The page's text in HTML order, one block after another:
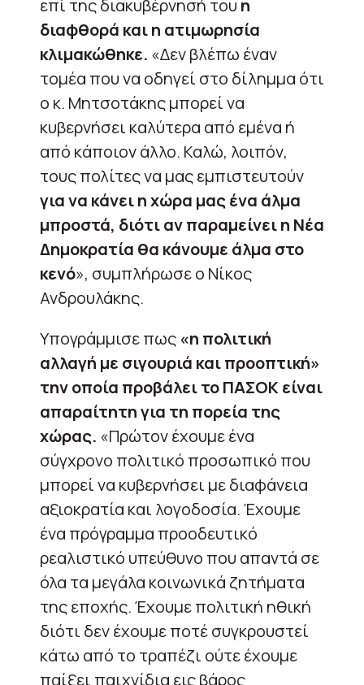
επί της διακυβέρνησή του η
διαφθορά και η ατιμωρησία
κλιμακώθηκε. «Δεν βλέπω έναν
τομέα που να οδηγεί στο δίλημμα ότι
ο κ. Μητσοτάκης μπορεί να
κυβερνήσει καλύτερα από εμένα ή
από κάποιον άλλο. Καλώ, λοιπόν,
τους πολίτες να μας εμπιστευτούν
για να κάνει η χώρα μας ένα άλμα
μπροστά, διότι αν παραμείνει η Νέα
Δημοκρατία θα κάνουμε άλμα στο
κενό», συμπλήρωσε ο Νίκος
Ανδρουλάκης.
Υπογράμμισε πως«η πολιτική
αλλαγή με σιγουριά και προοπτική»
την οποία προβάλει το ΠΑΣΟΚ είναι
απαραίτητη για τη πορεία της
χώρας. «Πρώτον έχουμε ένα
σύγχρονο πολιτικό προσωπικό που
μπορεί να κυβερνήσει με διαφάνεια
αξιοκρατία και λογοδοσία. Έχουμε
ένα πρόγραμμα προοδευτικό
ρεαλιστικό υπεύθυνο που απαντά σε
όλα τα μεγάλα κοινωνικά ζητήματα
της εποχής. Έχουμε πολιτική ηθική
διότι δεν έχουμε ποτέ συγκρουστεί
κάτω από το τραπέζι ούτε έχουμε
παίξει παιχνίδια εις βάρος